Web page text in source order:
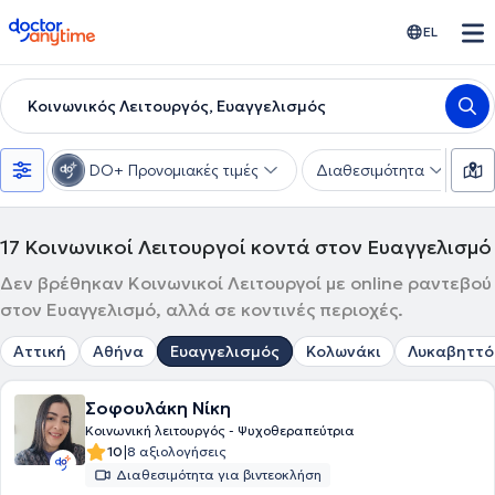
doctoranytime EL
Κοινωνικός Λειτουργός, Ευαγγελισμός
DO+ Προνομιακές τιμές Διαθεσιμότητα
17 Κοινωνικοί Λειτουργοί κοντά στον Ευαγγελισμό
Δεν βρέθηκαν Κοινωνικοί Λειτουργοί με online ραντεβού
στον Ευαγγελισμό, αλλά σε κοντινές περιοχές.
Αττική Αθήνα Ευαγγελισμός Κολωνάκι
Σοφουλάκη Νίκη
Κοινωνική λειτουργός - Ψυχοθεραπεύτρια
10|8 αξιολογήσεις
Διαθεσιμότητα για βιντεοκλήση